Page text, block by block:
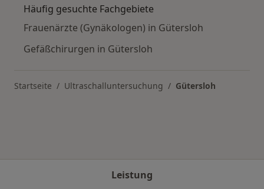
Häufig gesuchte Fachgebiete
Frauenärzte (Gynäkologen) in Gütersloh
Gefäßchirurgen in Gütersloh
Startseite Ultraschalluntersuchung Gütersloh
Leistung